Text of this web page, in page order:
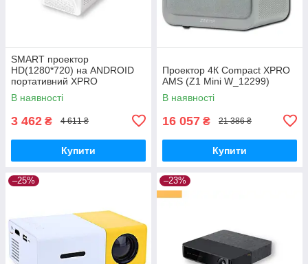
SMART проектор
HD(1280*720) на ANDROID
портативний XPRO
PANOPLUS SOUNDBOX
WHITE(4000 lumen) із
Android для
В наявності
3 462 ₴ 4 611 ₴
Купити
Проектор 4К Compact XPRO
AMS (Z1 Mini W_12299)
В наявності
16 057 ₴ 21 386 ₴
Купити
–25% –23%